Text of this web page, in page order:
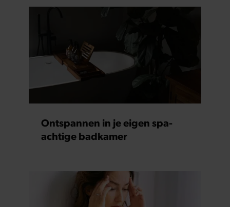
Ontspannen in je eigen spa-
achtige badkamer